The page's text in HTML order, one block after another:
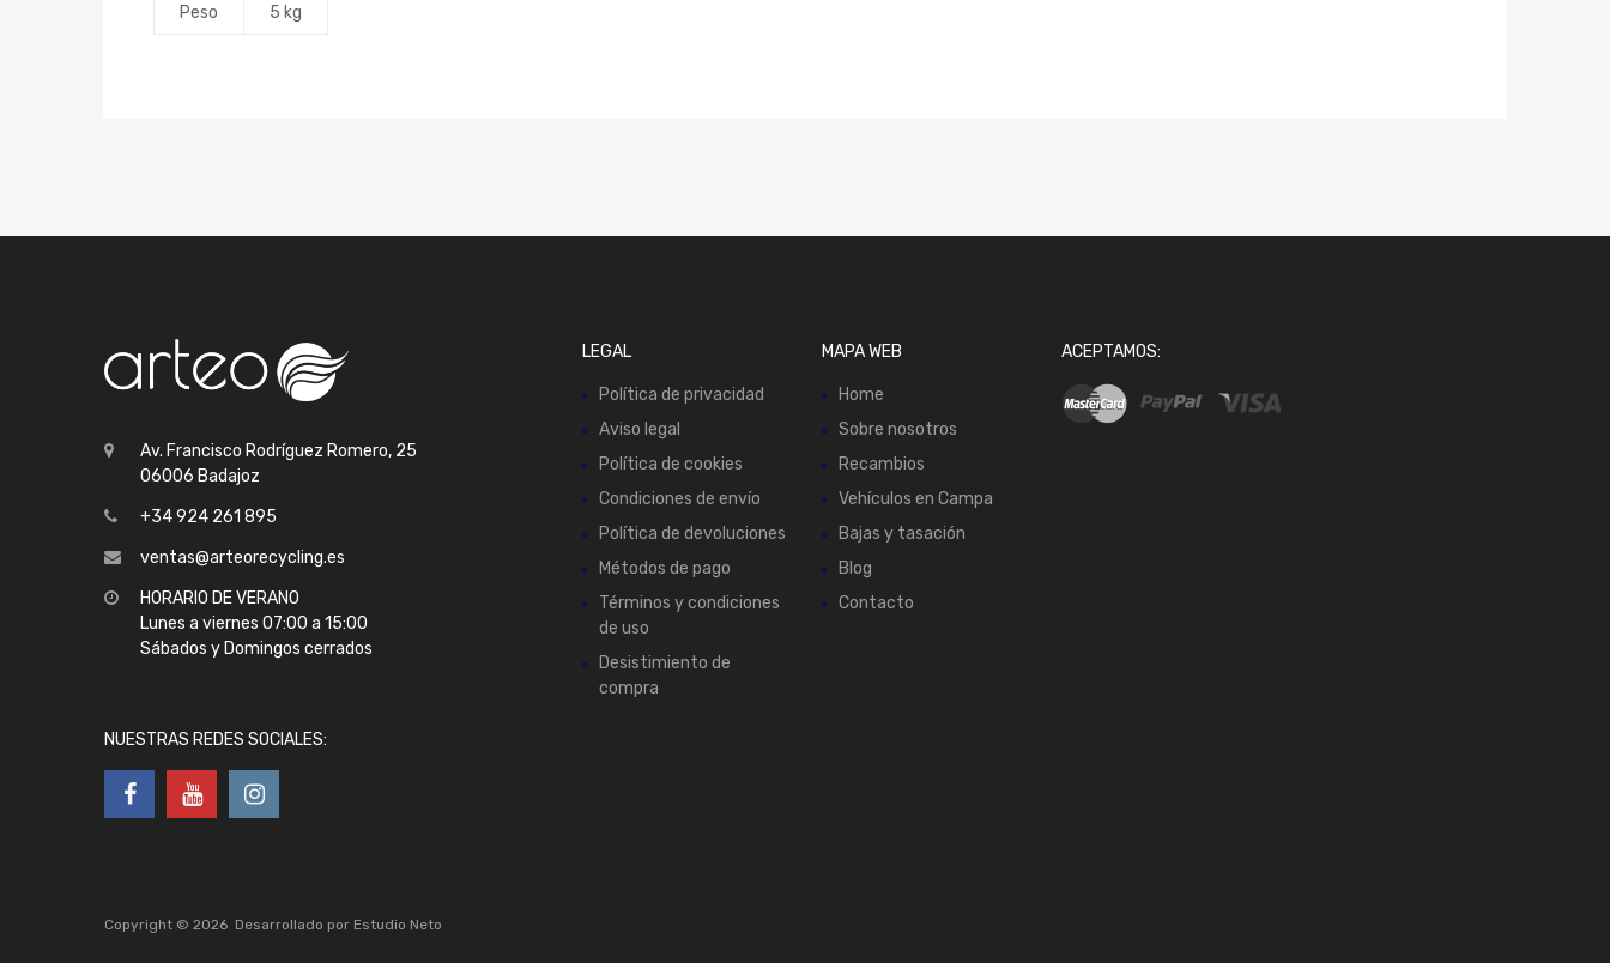
Peso 5 kg
Av. Francisco Rodríguez Romero, 25
06006 Badajoz
+34 924 261 895
ventas@arteorecycling.es
HORARIO DE VERANO
Lunes a viernes 07:00 a 15:00
Sábados y Domingos cerrados
NUESTRAS REDES SOCIALES:
LEGAL
Política de privacidad
Aviso legal
Política de cookies
Condiciones de envío
Política de devoluciones
Métodos de pago
Términos y condiciones
de uso
Desistimiento de
compra
MAPA WEB
Home
Sobre nosotros
Recambios
Vehículos en Campa
Bajas y tasación
Blog
Contacto
ACEPTAMOS:
Copyright © 2026 Desarrollado por Estudio Neto